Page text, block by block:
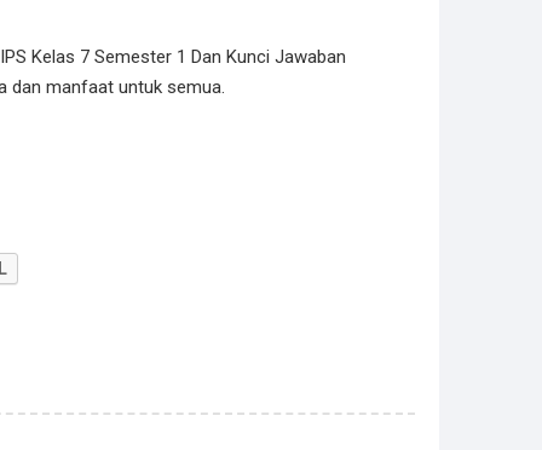
Kelas 7 Semester 1 Dan Kunci Jawaban
dan manfaat untuk semua.